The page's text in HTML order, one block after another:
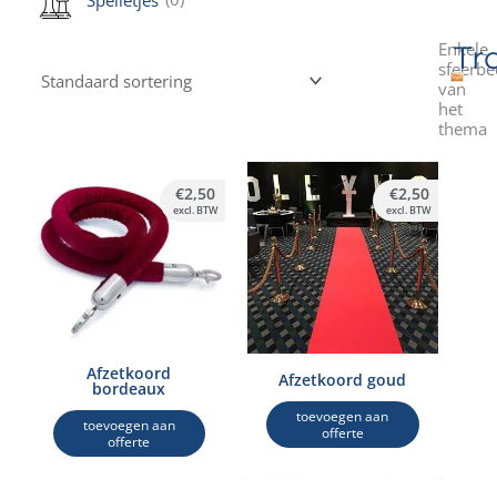
Afzetkoord
bordeaux
toevoegen aan
offerte
€2,50
excl. BTW
Afzetkoord goud
toevoegen aan
offerte
€2,50
excl. BTW
Enkele
van
het
thema